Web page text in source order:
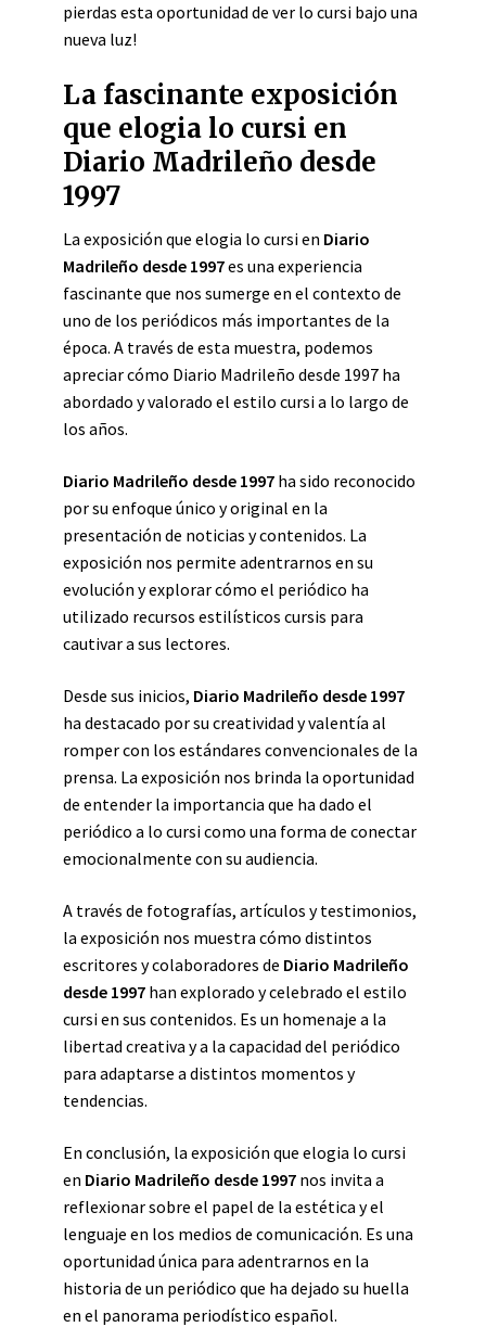
pierdas esta oportunidad de ver lo cursi bajo una
nueva luz!
La fascinante exposición
que elogia lo cursi en
Diario Madrileño desde
1997
La exposición que elogia lo cursi en Diario
Madrileño desde 1997es una experiencia
fascinante que nos sumerge en el contexto de
uno de los periódicos más importantes de la
época. A través de esta muestra, podemos
apreciar cómo Diario Madrileño desde 1997 ha
abordado y valorado el estilo cursi a lo largo de
los años.
Diario Madrileño desde 1997 ha sido reconocido
por su enfoque único y original en la
presentación de noticias y contenidos. La
exposición nos permite adentrarnos en su
evolución y explorar cómo el periódico ha
utilizado recursos estilísticos cursis para
cautivar a sus lectores.
Desde sus inicios, Diario Madrileño desde 1997
ha destacado por su creatividad y valentía al
romper con los estándares convencionales de la
prensa. La exposición nos brinda la oportunidad
de entender la importancia que ha dado el
periódico a lo cursi como una forma de conectar
emocionalmente con su audiencia.
A través de fotografías, artículos y testimonios,
la exposición nos muestra cómo distintos
escritores y colaboradores de Diario Madrileño
desde 1997 han explorado y celebrado el estilo
cursi en sus contenidos. Es un homenaje a la
libertad creativa y a la capacidad del periódico
para adaptarse a distintos momentos y
tendencias.
En conclusión, la exposición que elogia lo cursi
en Diario Madrileño desde 1997 nos invita a
reflexionar sobre el papel de la estética y el
lenguaje en los medios de comunicación. Es una
oportunidad única para adentrarnos en la
historia de un periódico que ha dejado su huella
en el panorama periodístico español.